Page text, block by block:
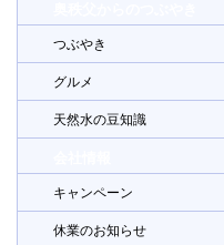
つぶやき
グルメ
天然水の豆知識
キャンペーン
休業のお知らせ